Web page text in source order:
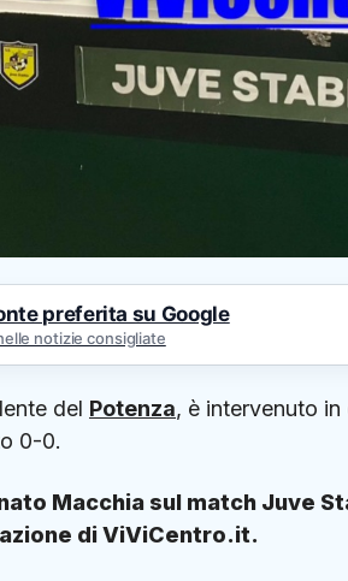
preferita su Google
notizie consigliate
del Potenza, è intervenuto
0-0.
Macchia sul match Juve
di ViViCentro.it.